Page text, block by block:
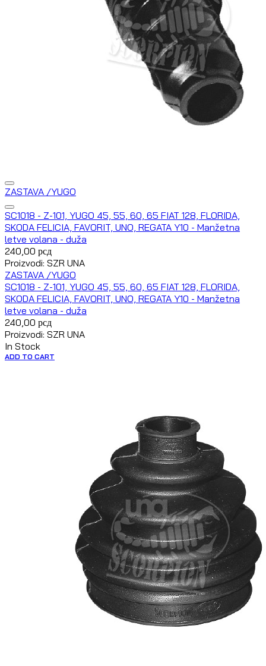
ZASTAVA /YUGO
SC1018 - Z-101, YUGO 45, 55, 60, 65 FIAT 128, FLORIDA,
SKODA FELICIA, FAVORIT, UNO, REGATA Y10 - Manžetna
letve volana - duža
240,00 рсд
Proizvodi: SZR UNA
ZASTAVA /YUGO
SC1018 - Z-101, YUGO 45, 55, 60, 65 FIAT 128, FLORIDA,
SKODA FELICIA, FAVORIT, UNO, REGATA Y10 - Manžetna
letve volana - duža
240,00 рсд
Proizvodi: SZR UNA
In Stock
ADD TO CART